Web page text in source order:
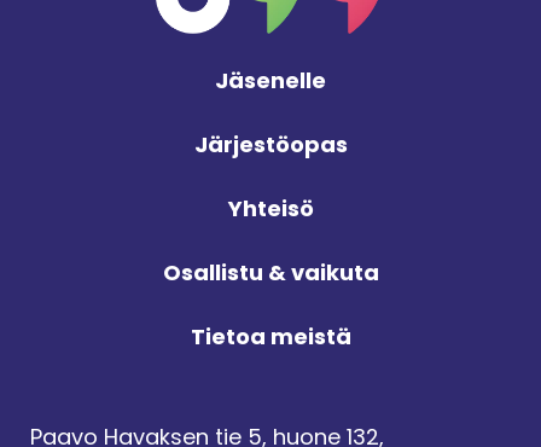
Jäsenelle
Järjestöopas
Yhteisö
Osallistu & vaikuta
Tietoa meistä
Paavo Havaksen tie 5, huone 132,